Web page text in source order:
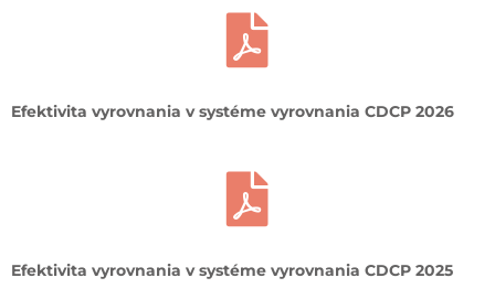
Efektivita vyrovnania v systéme vyrovnania CDCP 2026
Efektivita vyrovnania v systéme vyrovnania CDCP 2025